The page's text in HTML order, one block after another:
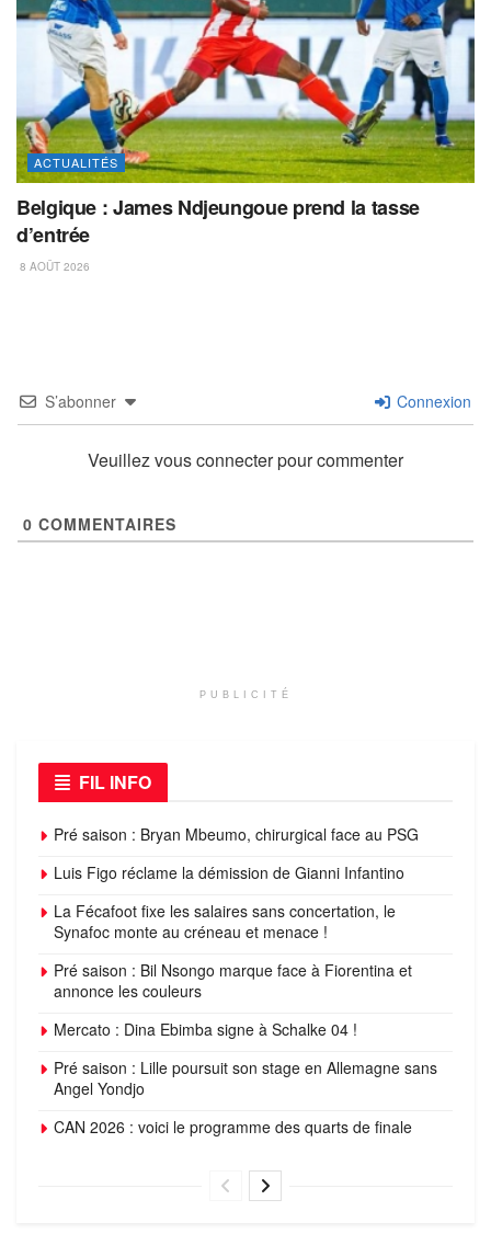
ACTUALITÉS
Belgique : James Ndjeungoue prend la tasse
d’entrée
8 AOÛT 2026
S’abonner Connexion
Veuillez vous connecter pour commenter
0 COMMENTAIRES
PUBLICITÉ
FIL INFO
Pré saison : Bryan Mbeumo, chirurgical face au PSG
Luis Figo réclame la démission de Gianni Infantino
La Fécafoot fixe les salaires sans concertation, le
Synafoc monte au créneau et menace !
Pré saison : Bil Nsongo marque face à Fiorentina et
annonce les couleurs
Mercato : Dina Ebimba signe à Schalke 04 !
Pré saison : Lille poursuit son stage en Allemagne sans
Angel Yondjo
CAN 2026 : voici le programme des quarts de finale